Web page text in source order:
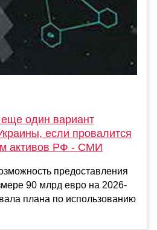
один вариант
если провалится
активов РФ - СМИ
предоставления
90 млрд евро на 2026-
плана по использованию